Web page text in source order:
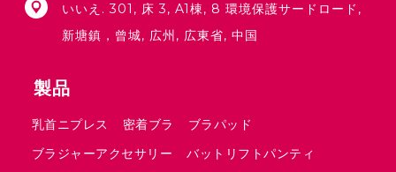
いいえ. 301, 床 3, A1棟, 8 環境保護サードロード,
新塘鎮，曾城, 広州, 広東省, 中国
製品
乳首ニプレス 密着ブラ
ブラパッド
ブラジャーアクセサリー
バットリフトパンティ